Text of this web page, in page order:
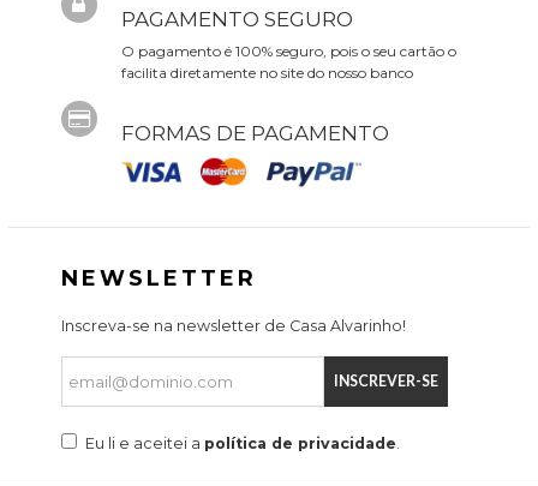
PAGAMENTO SEGURO
O pagamento é 100% seguro, pois o seu cartão o
facilita diretamente no site do nosso banco
FORMAS DE PAGAMENTO
NEWSLETTER
Inscreva-se na newsletter de Casa Alvarinho!
INSCREVER-SE
Eu li e aceitei a política de privacidade.